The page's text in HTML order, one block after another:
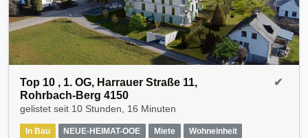
Top 10 , 1. OG, Harrauer Straße 11,
Rohrbach-Berg 4150
gelistet seit 10 Stunden, 16 Minuten
In Bau NEUE-HEIMAT-OOE Miete Wohneinheit
✔